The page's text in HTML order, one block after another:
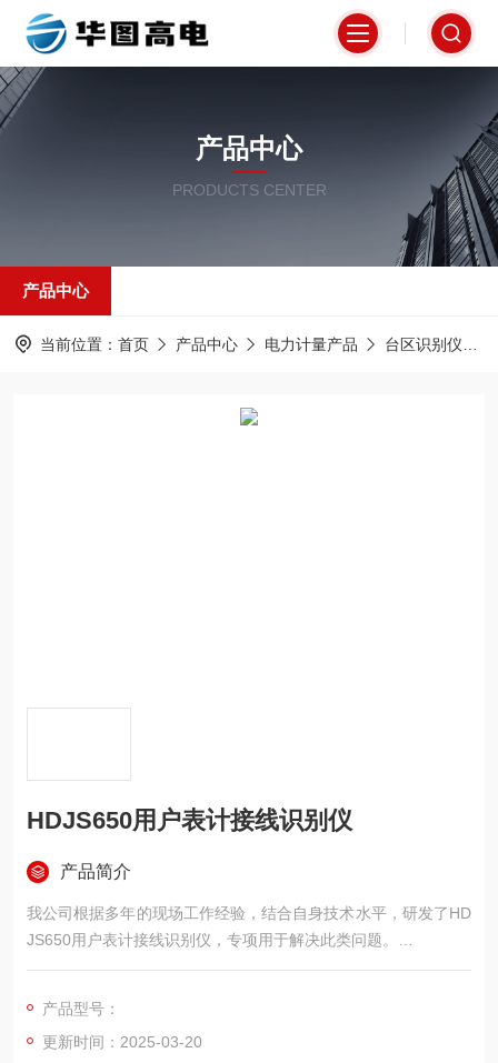
产品中心
PRODUCTS CENTER
产品中心
当前位置： 首页 产品中心 电力计量产品 台区识别仪
HDJS650用户表计接线识别仪
产品简介
我公司根据多年的现场工作经验，结合自身技术水平，研发了HD
JS650用户表计接线识别仪，专项用于解决此类问题。
仪器由主机、从机组成。
的电参信号以及检测到的电流脉冲信号来判定分机所处的位置情
况。
产品型号：
更新时间：2025-03-20